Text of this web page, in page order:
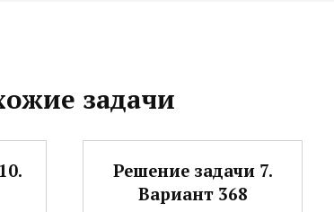
задачи
Решение задачи 7.
Вариант 368